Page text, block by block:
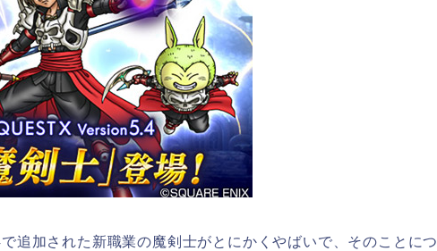
追加された新職業の魔剣士がとにかくやばいで、そのことにつ